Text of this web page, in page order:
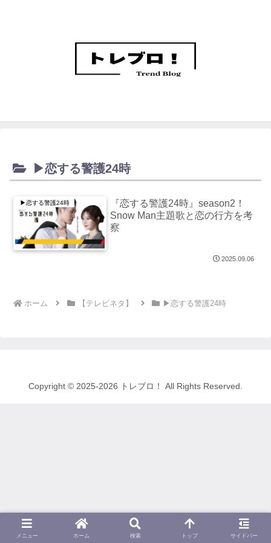
▶恋する警護24時
▶恋する警護24時
『恋する警護24時』season2！
Snow Man主題歌と恋の行方を考
察
2025.09.06
ホーム 【テレビネタ】 ▶恋する警護24時
Copyright © 2025-2026 トレブロ！ All Rights Reserved.
メニュー ホーム 検索 トップ サイドバー